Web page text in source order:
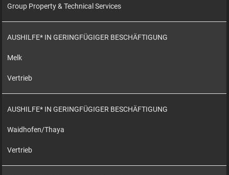
Group Property & Technical Services
AUSHILFE* IN GERINGFÜGIGER BESCHÄFTIGUNG
Melk
Vertrieb
AUSHILFE* IN GERINGFÜGIGER BESCHÄFTIGUNG
Waidhofen/Thaya
Vertrieb